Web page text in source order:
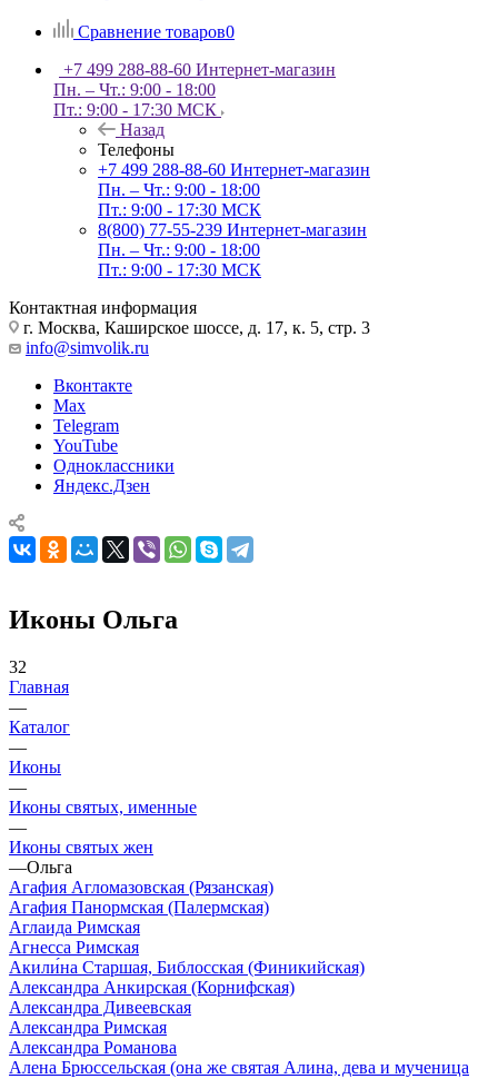
Сравнение товаров0
+7 499 288-88-60 Интернет-магазин
Пн. – Чт.: 9:00 - 18:00
Пт.: 9:00 - 17:30 МСК
Назад
Телефоны
+7 499 288-88-60 Интернет-магазин
Пн. – Чт.: 9:00 - 18:00
Пт.: 9:00 - 17:30 МСК
8(800) 77-55-239 Интернет-магазин
Пн. – Чт.: 9:00 - 18:00
Пт.: 9:00 - 17:30 МСК
Контактная информация
г. Москва, Каширское шоссе, д. 17, к. 5, стр. 3
info@simvolik.ru
Вконтакте
Max
Telegram
YouTube
Одноклассники
Яндекс.Дзен
Иконы Ольга
32
Главная
—
Каталог
—
Иконы
—
Иконы святых, именные
—
Иконы святых жен
—Ольга
Агафия Агломазовская (Рязанская)
Агафия Панормская (Палермская)
Аглаида Римская
Агнесса Римская
Акили́на Старшая, Библосская (Финикийская)
Александра Анкирская (Корнифская)
Александра Дивеевская
Александра Римская
Александра Романова
Алена Брюссельская (она же святая Алина, дева и мученица